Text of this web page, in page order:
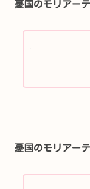
憂国のモリアー
憂国のモリアー